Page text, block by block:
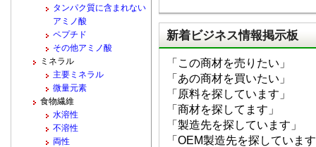
新着ビジネス情報掲示板
「この商材を売りたい」
「あの商材を買いたい」
「原料を探しています」
「商材を探してます」
「製造先を探しています」
「OEM製造先を探していま
タンパク質に含まれない
アミノ酸
ペプチド
その他アミノ酸
ミネラル
主要ミネラル
微量元素
食物繊維
水溶性
不溶性
両性